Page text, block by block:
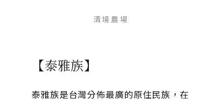
清 境 農 場
【泰雅族】
泰雅族是台灣分佈最廣的原住民族，在